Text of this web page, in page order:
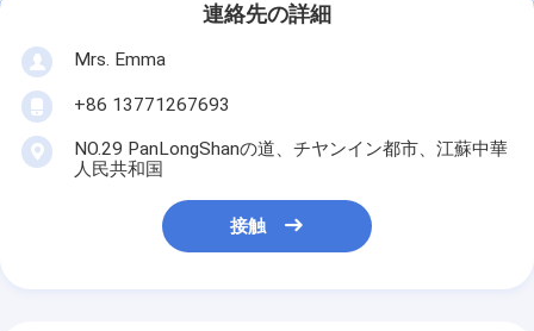
連絡先の詳細
Mrs. Emma
+86 13771267693
NO.29 PanLongShanの道、チヤンイン都市、江蘇中華
人民共和国
接触